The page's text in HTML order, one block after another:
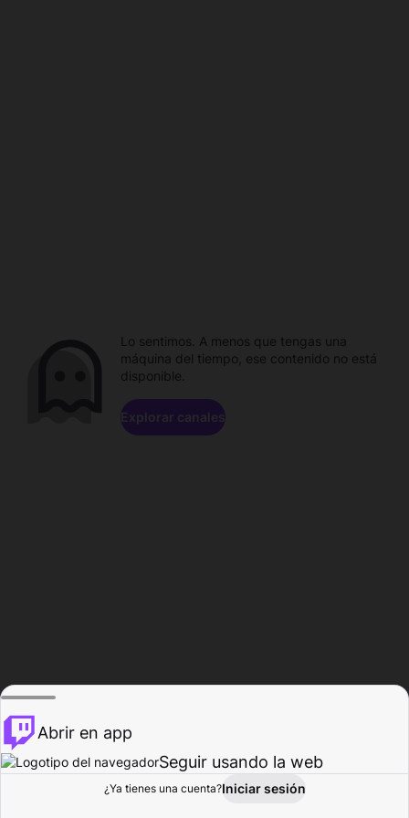
Explorar Actividad
Lo sentimos. A menos que tengas una
máquina del tiempo, ese contenido no está
disponible.
Explorar canales
Abrir en app
Seguir usando la web
¿Ya tienes una cuenta?Iniciar sesión